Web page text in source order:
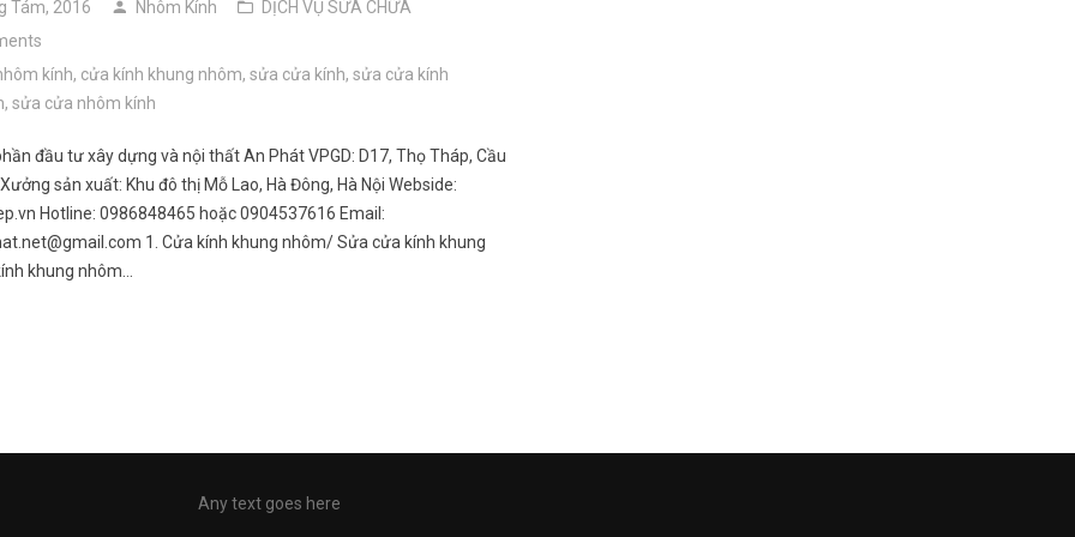
Tám, 2016 Nhôm Kính
DỊCH VỤ SỬA CHỮA
kính, cửa kính khung nhôm,sửa cửa kính,sửa cửa kính
,sửa cửa nhôm kính
đầu tư xây dựng và nội thất An Phát VPGD: D17, Thọ Tháp, Cầu
Xưởng sản xuất: Khu đô thị Mỗ Lao, Hà Đông, Hà Nội Webside:
Hotline: 0986848465 hoặc 0904537616 Email:
1. Cửa kính khung nhôm/ Sửa cửa kính khung
khung nhôm…
Any text goes here